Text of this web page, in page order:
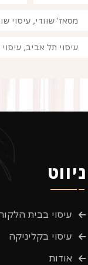
מסאז' שוודי, עיסוי
עיסוי תל אביב,
ניווט
עיסוי בבית
עיסוי בקליניקה
אודות